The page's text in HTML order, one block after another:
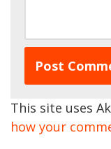
This site uses
how your